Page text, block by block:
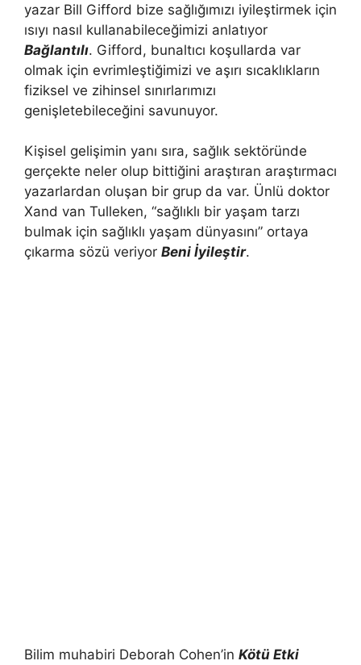
yazar Bill Gifford bize sağlığımızı iyileştirmek için
ısıyı nasıl kullanabileceğimizi anlatıyor
Bağlantılı. Gifford, bunaltıcı koşullarda var
olmak için evrimleştiğimizi ve aşırı sıcaklıkların
fiziksel ve zihinsel sınırlarımızı
genişletebileceğini savunuyor.
Kişisel gelişimin yanı sıra, sağlık sektöründe
gerçekte neler olup bittiğini araştıran araştırmacı
yazarlardan oluşan bir grup da var. Ünlü doktor
Xand van Tulleken, “sağlıklı bir yaşam tarzı
bulmak için sağlıklı yaşam dünyasını” ortaya
çıkarma sözü veriyor Beni İyileştir.
Bilim muhabiri Deborah Cohen’in Kötü Etki